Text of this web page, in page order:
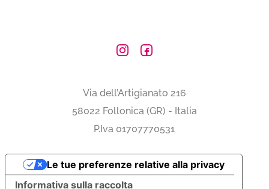
Via dell’Artigianato 216
58022 Follonica (GR) - Italia
P.Iva 01707770531
Informativa sulla raccolta
Le tue preferenze relative alla privacy